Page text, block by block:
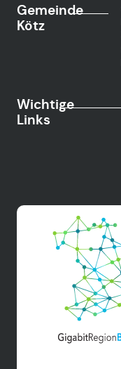
Gemeinde
Kötz
Wichtige
Links